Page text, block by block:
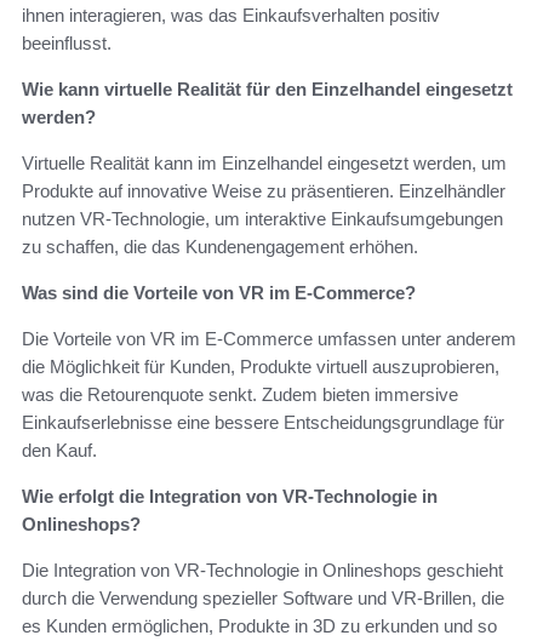
ihnen interagieren, was das Einkaufsverhalten positiv
beeinflusst.
Wie kann virtuelle Realität für den Einzelhandel eingesetzt
werden?
Virtuelle Realität kann im Einzelhandel eingesetzt werden, um
Produkte auf innovative Weise zu präsentieren. Einzelhändler
nutzen VR-Technologie, um interaktive Einkaufsumgebungen
zu schaffen, die das Kundenengagement erhöhen.
Was sind die Vorteile von VR im E-Commerce?
Die Vorteile von VR im E-Commerce umfassen unter anderem
die Möglichkeit für Kunden, Produkte virtuell auszuprobieren,
was die Retourenquote senkt. Zudem bieten immersive
Einkaufserlebnisse eine bessere Entscheidungsgrundlage für
den Kauf.
Wie erfolgt die Integration von VR-Technologie in
Onlineshops?
Die Integration von VR-Technologie in Onlineshops geschieht
durch die Verwendung spezieller Software und VR-Brillen, die
es Kunden ermöglichen, Produkte in 3D zu erkunden und so